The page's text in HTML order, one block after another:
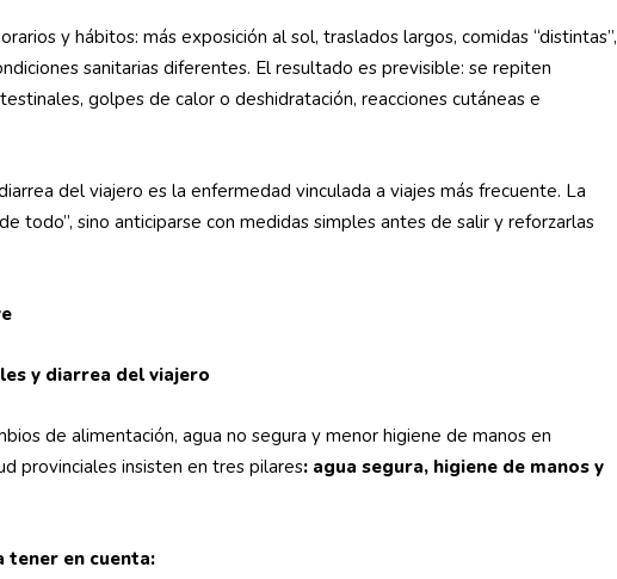
y hábitos: más exposición al sol, traslados largos, comidas “distintas”,
sanitarias diferentes. El resultado es previsible: se repiten
golpes de calor o deshidratación, reacciones cutáneas e
del viajero es la enfermedad vinculada a viajes más frecuente. La
todo”, sino anticiparse con medidas simples antes de salir y reforzarlas
y diarrea del viajero
de alimentación, agua no segura y menor higiene de manos en
provinciales insisten en tres pilares: agua segura, higiene de manos y
tener en cuenta: